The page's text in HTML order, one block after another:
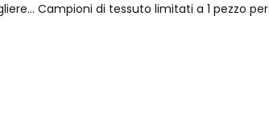
Campioni di tessuto limitati a 1 pezzo per